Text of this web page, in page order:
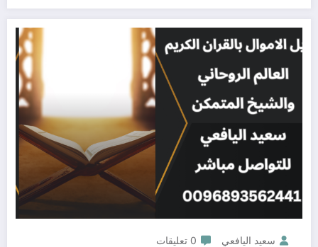
سعيد اليافعي 0 تعليقات